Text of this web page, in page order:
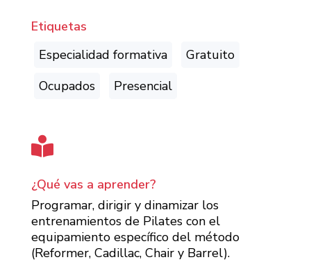
Etiquetas
Especialidad formativa
Gratuito
Ocupados
Presencial

¿Qué vas a aprender?
Programar, dirigir y dinamizar los
entrenamientos de Pilates con el
equipamiento específico del método
(Reformer, Cadillac, Chair y Barrel).